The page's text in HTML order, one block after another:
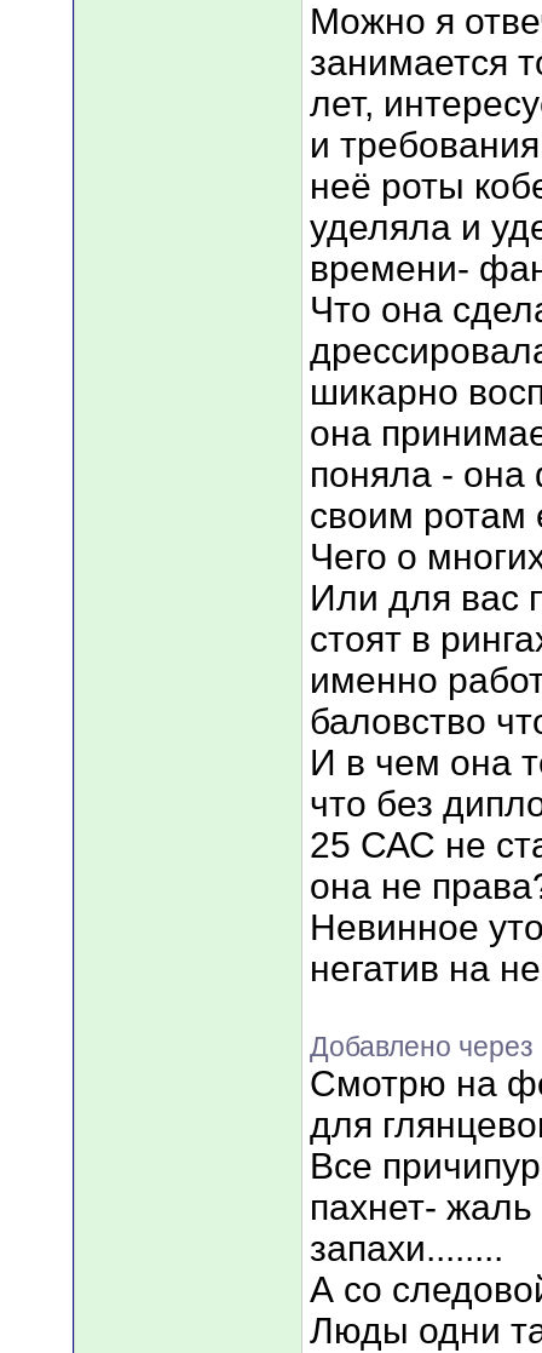
Можно я
занимается
лет,
и
неё роты
уделяла и
времени-
Что она
шикарно
она
поняла - она
своим ротам
Чего о
Или для вас
стоят в
именно
баловство
И в чем она
что без
25 САС не
она не
Невинное
негатив на
Добавлено
Смотрю на
для
Все
пахнет-
запахи........
А со
Люды одни